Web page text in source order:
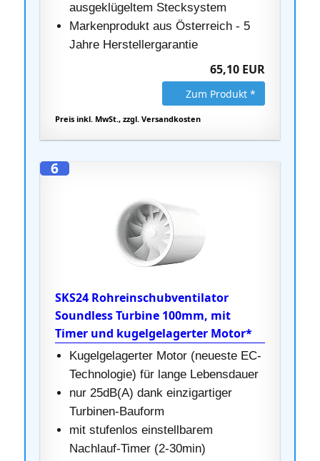
ausgeklügeltem Stecksystem
Markenprodukt aus Österreich - 5
Jahre Herstellergarantie
65,10 EUR
Zum Produkt *
Preis inkl. MwSt., zzgl. Versandkosten
6
SKS24 Rohreinschubventilator
Soundless Turbine 100mm, mit
Timer und kugelgelagerter Motor*
Kugelgelagerter Motor (neueste EC-
Technologie) für lange Lebensdauer
nur 25dB(A) dank einzigartiger
Turbinen-Bauform
mit stufenlos einstellbarem
Nachlauf-Timer (2-30min)